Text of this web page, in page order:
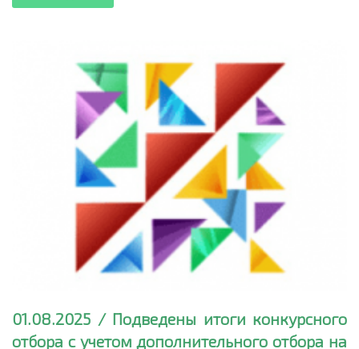
01.08.2025 / Подведены итоги конкурсного
отбора с учетом дополнительного отбора на